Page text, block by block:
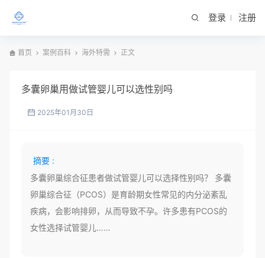
登录 注册
首页 案例百科 海外特需 正文
多囊卵巢用做试管婴儿可以选性别吗
2025年01月30日
摘要 :
多囊卵巢综合征患者做试管婴儿可以选择性别吗？ 多囊
卵巢综合征（PCOS）是育龄期女性常见的内分泌紊乱
疾病，会影响排卵，从而导致不孕。许多患有PCOS的
女性选择试管婴儿……